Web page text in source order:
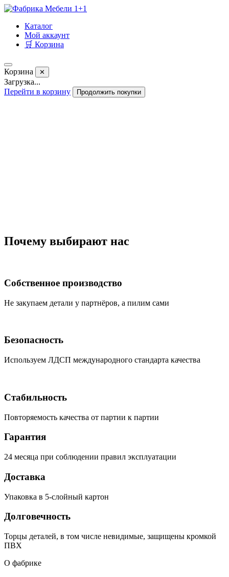
Каталог
Мой аккаунт
🛒 Корзина
Корзина ✕
Загрузка...
Перейти в корзину
Продолжить покупки
Почему выбирают нас
Собственное производство
Не закупаем детали у партнёров, а пилим сами
Безопасность
Используем ЛДСП международного стандарта качества
Стабильность
Повторяемость качества от партии к партии
Гарантия
24 месяца при соблюдении правил эксплуатации
Доставка
Упаковка в 5-слойный картон
Долговечность
Торцы деталей, в том числе невидимые, защищены кромкой
ПВХ
О фабрике